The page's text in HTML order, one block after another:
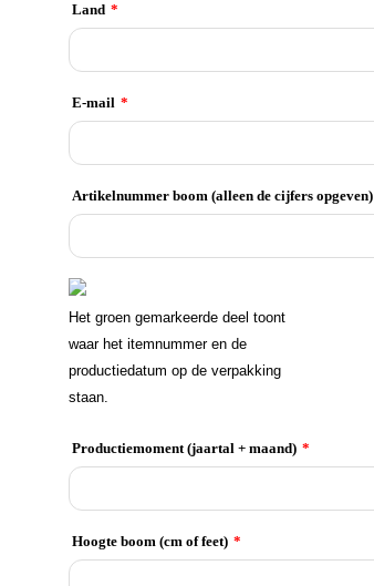
Land *
E-mail *
Artikelnummer boom (alleen de cijfers opgeven)
Het groen gemarkeerde deel toont
waar het itemnummer en de
productiedatum op de verpakking
staan.
Productiemoment (jaartal + maand) *
Hoogte boom (cm of feet) *